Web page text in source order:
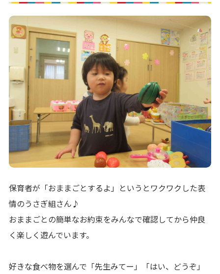
よくあるご質問
保育園に関するお問い合わせ
プライバシーポリシー サイトのご利用について
ニチイ学館オフィシャルサイト
保育者が「おままごとするよ」というとワクワクした表
情のうさぎ組さん♪
おままごとの簡単なお約束をみんなで確認してから仲良
く楽しく遊んでいます。
好きな食べ物を選んで「先生みてー」「はい、どうぞ」